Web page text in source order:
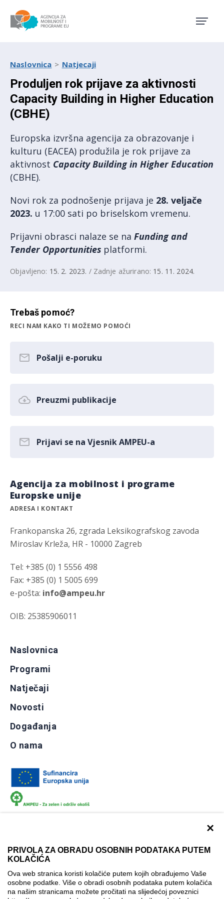
×
PRIVOLA ZA OBRADU OSOBNIH PODATAKA PUTEM
KOLAČIĆA
Ova web stranica koristi kolačiće putem kojih obrađujemo Vaše
osobne podatke. Više o obradi osobnih podataka putem kolačića
na našim stranicama možete pročitati na slijedećoj poveznici
Naslovnica Natjecaji
Produljen rok prijave za aktivnosti
Capacity Building in Higher Education
(CBHE)
Europska izvršna agencija za obrazovanje i
kulturu (EACEA) produžila je rok prijave za
aktivnost Capacity Building in Higher Education
(CBHE).
Novi rok za podnošenje prijava je 28. veljače
2023. u 17:00 sati po briselskom vremenu.
Prijavni obrasci nalaze se na Funding and
Tender Opportunities platformi.
Objavljeno: 15. 2. 2023. / Zadnje ažurirano: 15. 11. 2024.
Trebaš pomoć?
RECI NAM KAKO TI MOŽEMO POMOĆI
Pošalji e-poruku
Preuzmi publikacije
Prijavi se na Vjesnik AMPEU-a
Agencija za mobilnost i programe
Europske unije
ADRESA I KONTAKT
Frankopanska 26, zgrada Leksikografskog zavoda
Miroslav Krleža, HR - 10000 Zagreb
Tel: +385 (0) 1 5556 498
Fax: +385 (0) 1 5005 699
e-pošta: info@ampeu.hr
OIB: 25385906011
Naslovnica
Programi
Natječaji
Novosti
Događanja
O nama
Izjava o pristupačnosti
Politika korištenja kolačića
Postavke kolačića